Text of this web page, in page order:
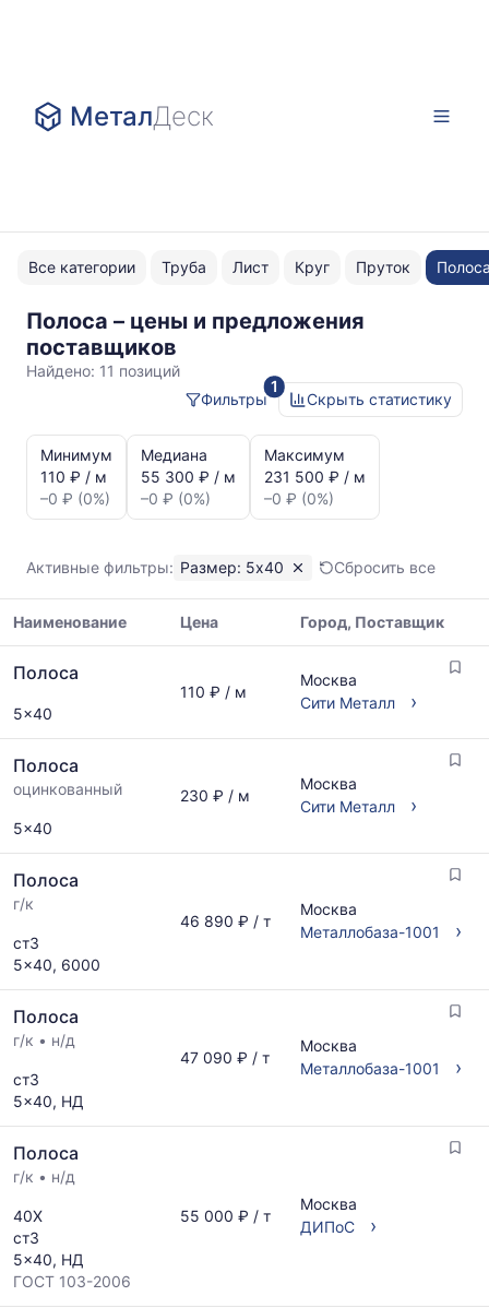
МеталДеск
Все категории Труба Лист Круг Пруток
Полоса – цены и предложения
поставщиков
Найдено: 11 позиций
1
Фильтры
Скрыть статистику
динамика
цен:
Полоса
Показаны
минимальная,
медианная
и
максимальная
цена
данным
поставщиков
за
последний
рассчитывается
по
предложениям
и
обновляется
по
мере
прайс-
листов.
Минимум
110 ₽ / м
–0 ₽ (0%)
Медиана
55 300 ₽ / м
–0 ₽ (0%)
Максимум
231 500 ₽ / м
–0 ₽ (0%)
Активные фильтры: Размер: 5x40 Сбросить все
цен
металлопрокат
с
указанием
ГОСТ,
поставщиков
по
запросу
Наименование Цена Город, Поставщик
Полоса
5x40
110 ₽ / м
Москва
Сити Металл
›
Полоса
оцинкованный
5x40
230 ₽ / м
Москва
Сити Металл
›
Полоса
г/к
ст3
5x40, 6000
46 890 ₽ / т
Москва
Металлобаза-1001
›
Полоса
г/к • н/д
ст3
5x40, НД
47 090 ₽ / т
Москва
Металлобаза-1001
›
Полоса
г/к • н/д
40Х
ст3
5x40, НД
ГОСТ 103-2006
55 000 ₽ / т
Москва
ДИПоС
›